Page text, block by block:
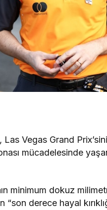
Vegas Grand
mücadelesinde
minimum dokuz
derece hayal